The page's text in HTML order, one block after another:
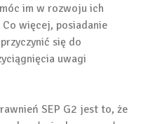
im w rozwoju ich
więcej, posiadanie
się do
uwagi
SEP G2 jest to, że